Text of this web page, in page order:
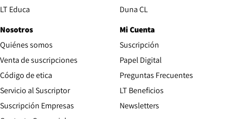
LT Educa
Duna CLOpens in new window
Nosotros
Quiénes somos
Venta de suscripciones
Código de etica Opens in new window
Servicio al Suscriptor
Suscripción Empresas
Mi Cuenta
Suscripción
Papel DigitalOpens in new
Preguntas Frecuentes
LT Beneficios
Newsletters